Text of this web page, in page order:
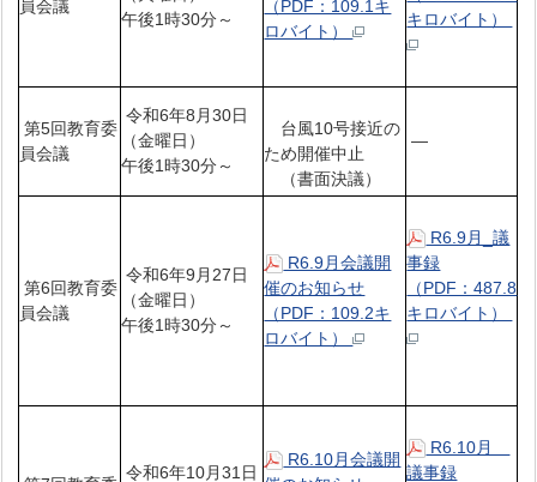
員会議
午後1時30分～
（PDF：109.1キ
ロバイト）
キロバイト）
第5回教育委
員会議
令和6年8月30日
（金曜日）
午後1時30分～
台風10号接近の
ため開催中止
（書面決議）
―
第6回教育委
員会議
令和6年9月27日
（金曜日）
午後1時30分～
R6.9月会議開
催のお知らせ
（PDF：109.2キ
ロバイト）
R6.9月_議
事録
（PDF：487.8
キロバイト）
令和6年10月31日
R6.10月会議開
R6.10月
議事録